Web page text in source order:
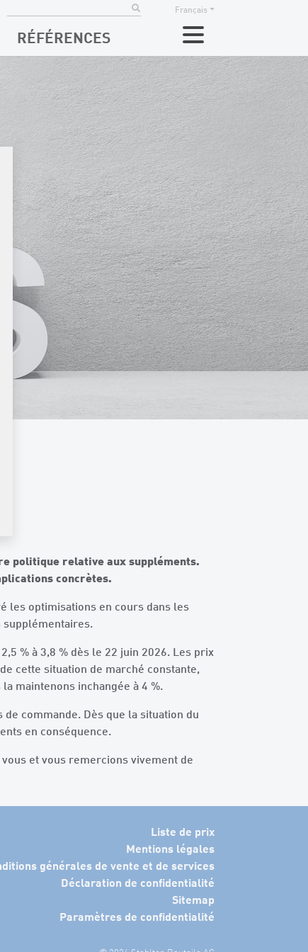
Français
RÉFÉRENCES
politique relative aux suppléments.
concrètes.
les optimisations en cours dans les
supplémentaires.
% à 3,8 % dès le 22 juin 2026. Les prix
cette situation de marché constante,
maintenons inchangée à 4 %.
commande. Dès que la situation du
en conséquence.
et vous remercions vivement de
Liste de prix
Mentions légales
générales de vente et de services
Déclaration de confidentialité
Sitemap
Paramètres de confidentialité